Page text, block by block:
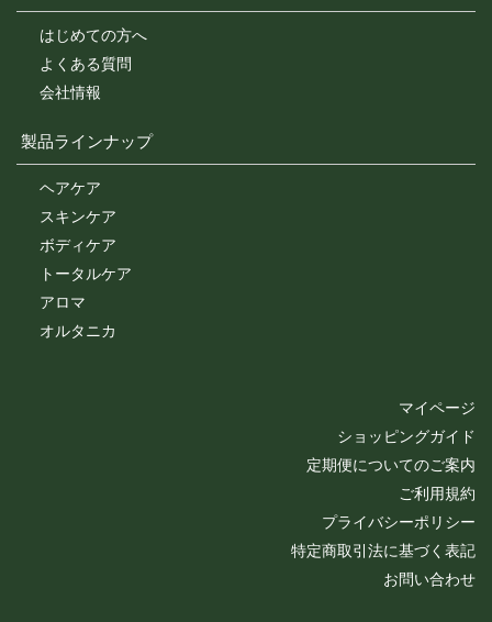
はじめての方へ
よくある質問
会社情報
製品ラインナップ
ヘアケア
スキンケア
ボディケア
トータルケア
アロマ
オルタニカ
マイページ
ショッピングガイド
定期便についてのご案内
ご利用規約
プライバシーポリシー
特定商取引法に基づく表記
お問い合わせ